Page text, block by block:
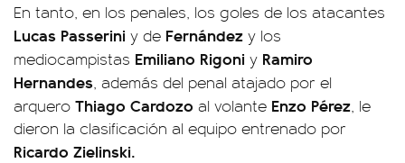
En tanto, en los penales, los goles de los atacantes
Lucas Passerini y de Fernández y los
mediocampistas Emiliano Rigoni y Ramiro
Hernandes, además del penal atajado por el
arquero Thiago Cardozo al volante Enzo Pérez, le
dieron la clasificación al equipo entrenado por
Ricardo Zielinski.